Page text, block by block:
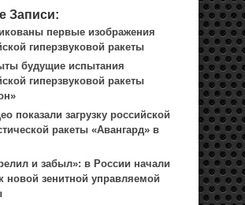
Записи:
первые изображения
гиперзвуковой ракеты
будущие испытания
гиперзвуковой ракеты
показали загрузку российской
ракеты «Авангард» в
и забыл»: в России начали
новой зенитной управляемой